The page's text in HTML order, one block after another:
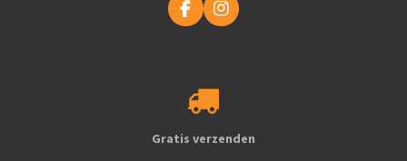
F
a
o
o
I
n
m
Gratis verzenden